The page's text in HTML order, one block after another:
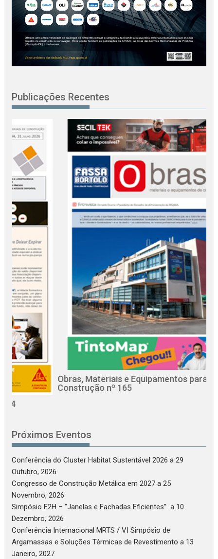
Publicações Recentes
Obras, Materiais e Equipamentos para a
Construção nº 165
Próximos Eventos
Conferência do Cluster Habitat Sustentável 2026 a 29
Outubro, 2026
Congresso de Construção Metálica em 2027 a 25
Novembro, 2026
Simpósio E2H – “Janelas e Fachadas Eficientes” a 10
Dezembro, 2026
Conferência Internacional MRTS / VI Simpósio de
Argamassas e Soluções Térmicas de Revestimento a 13
Janeiro, 2027